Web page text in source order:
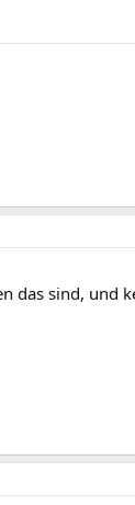
das sind, und